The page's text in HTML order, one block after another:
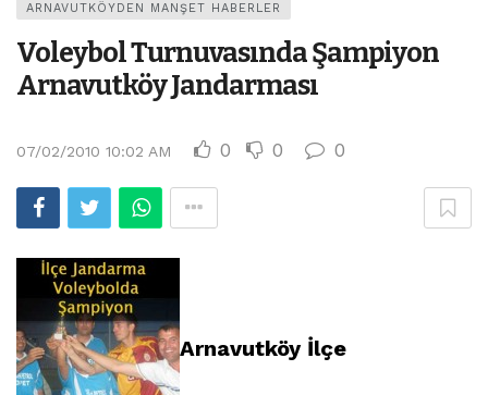
ARNAVUTKÖYDEN MANŞET HABERLER
Voleybol Turnuvasında Şampiyon
Arnavutköy Jandarması
07/02/2010 10:02 AM 0 0 0
Arnavutköy İlçe